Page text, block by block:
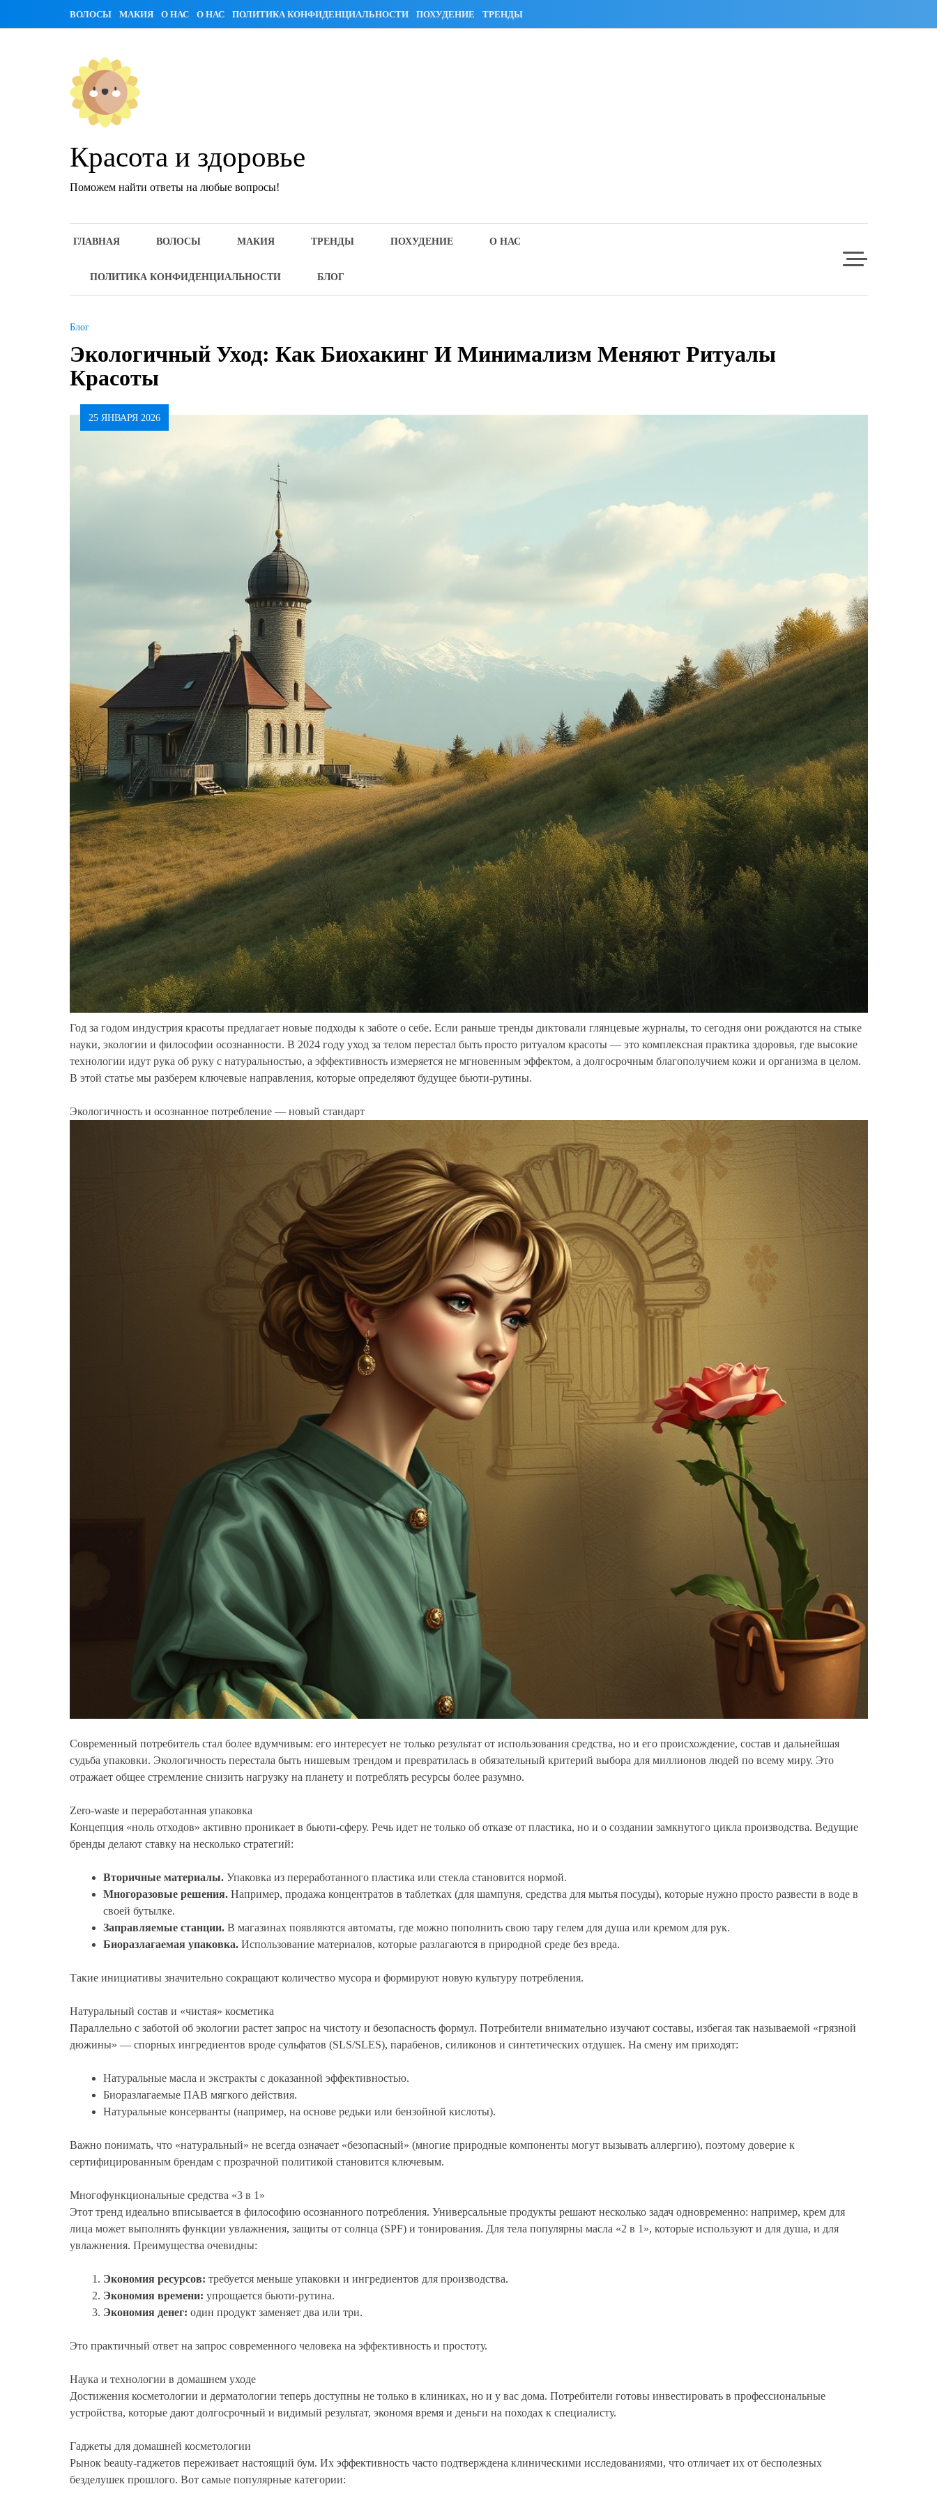
ВОЛОСЫ МАКИЯ О НАС О НАС ПОЛИТИКА КОНФИДЕНЦИАЛЬНОСТИ ПОХУДЕНИЕ ТРЕНДЫ
Красота и здоровье
Поможем найти ответы на любые вопросы!
ГЛАВНАЯ ВОЛОСЫ МАКИЯ ТРЕНДЫ ПОХУДЕНИЕ О НАС
ПОЛИТИКА КОНФИДЕНЦИАЛЬНОСТИ БЛОГ
Блог
Экологичный Уход: Как Биохакинг И Минимализм Меняют Ритуалы
Красоты
25 ЯНВАРЯ 2026
Год за годом индустрия красоты предлагает новые подходы к заботе о себе. Если раньше тренды диктовали глянцевые журналы, то сегодня они рождаются на стыке
науки, экологии и философии осознанности. В 2024 году уход за телом перестал быть просто ритуалом красоты — это комплексная практика здоровья, где высокие
технологии идут рука об руку с натуральностью, а эффективность измеряется не мгновенным эффектом, а долгосрочным благополучием кожи и организма в целом.
В этой статье мы разберем ключевые направления, которые определяют будущее бьюти-рутины.
Экологичность и осознанное потребление — новый стандарт
Современный потребитель стал более вдумчивым: его интересует не только результат от использования средства, но и его происхождение, состав и дальнейшая
судьба упаковки. Экологичность перестала быть нишевым трендом и превратилась в обязательный критерий выбора для миллионов людей по всему миру. Это
отражает общее стремление снизить нагрузку на планету и потреблять ресурсы более разумно.
Zero-waste и переработанная упаковка
Концепция «ноль отходов» активно проникает в бьюти-сферу. Речь идет не только об отказе от пластика, но и о создании замкнутого цикла производства. Ведущие
бренды делают ставку на несколько стратегий:
Вторичные материалы.Упаковка из переработанного пластика или стекла становится нормой.
Многоразовые решения.Например, продажа концентратов в таблетках (для шампуня, средства для мытья посуды), которые нужно просто развести в воде в
своей бутылке.
Заправляемые станции.В магазинах появляются автоматы, где можно пополнить свою тару гелем для душа или кремом для рук.
Биоразлагаемая упаковка.Использование материалов, которые разлагаются в природной среде без вреда.
Такие инициативы значительно сокращают количество мусора и формируют новую культуру потребления.
Натуральный состав и «чистая» косметика
Параллельно с заботой об экологии растет запрос на чистоту и безопасность формул. Потребители внимательно изучают составы, избегая так называемой «грязной
дюжины» — спорных ингредиентов вроде сульфатов (SLS/SLES), парабенов, силиконов и синтетических отдушек. На смену им приходят:
Натуральные масла и экстракты с доказанной эффективностью.
Биоразлагаемые ПАВ мягкого действия.
Натуральные консерванты (например, на основе редьки или бензойной кислоты).
Важно понимать, что «натуральный» не всегда означает «безопасный» (многие природные компоненты могут вызывать аллергию), поэтому доверие к
сертифицированным брендам с прозрачной политикой становится ключевым.
Многофункциональные средства «3 в 1»
Этот тренд идеально вписывается в философию осознанного потребления. Универсальные продукты решают несколько задач одновременно: например, крем для
лица может выполнять функции увлажнения, защиты от солнца (SPF) и тонирования. Для тела популярны масла «2 в 1», которые используют и для душа, и для
увлажнения. Преимущества очевидны:
Экономия ресурсов: требуется меньше упаковки и ингредиентов для производства.
Экономия времени: упрощается бьюти-рутина.
Экономия денег: один продукт заменяет два или три.
Это практичный ответ на запрос современного человека на эффективность и простоту.
Наука и технологии в домашнем уходе
Достижения косметологии и дерматологии теперь доступны не только в клиниках, но и у вас дома. Потребители готовы инвестировать в профессиональные
устройства, которые дают долгосрочный и видимый результат, экономя время и деньги на походах к специалисту.
Гаджеты для домашней косметологии
Рынок beauty-гаджетов переживает настоящий бум. Их эффективность часто подтверждена клиническими исследованиями, что отличает их от бесполезных
безделушек прошлого. Вот самые популярные категории: